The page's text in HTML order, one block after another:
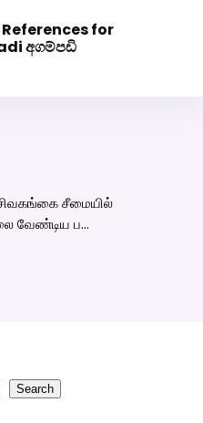
for
අගම්පඩි
Search
Matrimony App